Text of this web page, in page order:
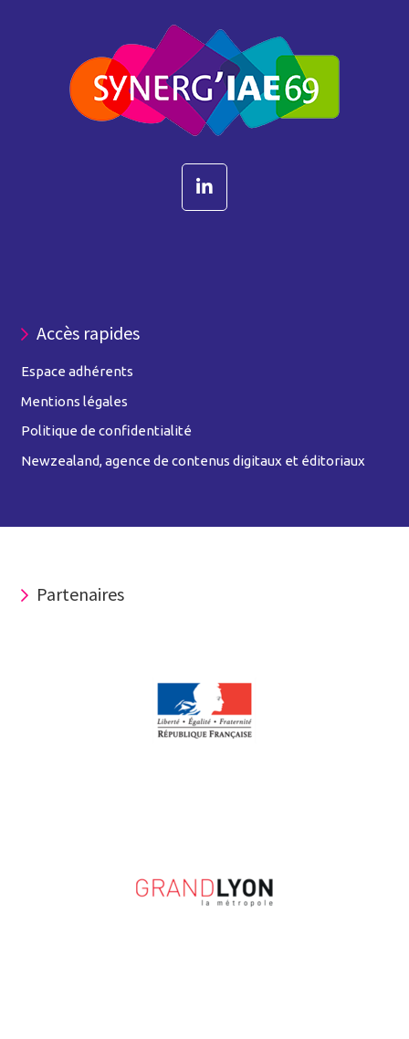
Accès rapides
Espace adhérents
Mentions légales
Politique de confidentialité
Newzealand, agence de contenus digitaux et éditoriaux
Partenaires